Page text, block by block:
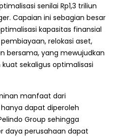
senilai Rp1,3 triliun
Capaian ini sebagian besar
kapasitas finansial
relokasi aset,
bersama, yang mewujudkan
sekaligus optimalisasi
manfaat dari
dapat diperoleh
Group sehingga
daya perusahaan dapat